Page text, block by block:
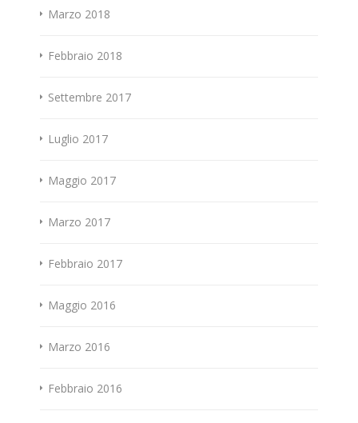
Marzo 2018
Febbraio 2018
Settembre 2017
Luglio 2017
Maggio 2017
Marzo 2017
Febbraio 2017
Maggio 2016
Marzo 2016
Febbraio 2016